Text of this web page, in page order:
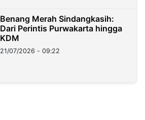
Benang Merah Sindangkasih:
Dari Perintis Purwakarta hingga
KDM
21/07/2026 - 09:22